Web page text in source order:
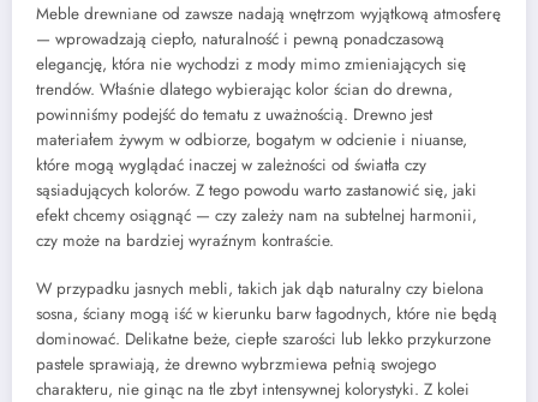
Meble drewniane od zawsze nadają wnętrzom wyjątkową atmosferę
— wprowadzają ciepło, naturalność i pewną ponadczasową
elegancję, która nie wychodzi z mody mimo zmieniających się
trendów. Właśnie dlatego wybierając kolor ścian do drewna,
powinniśmy podejść do tematu z uważnością. Drewno jest
materiałem żywym w odbiorze, bogatym w odcienie i niuanse,
które mogą wyglądać inaczej w zależności od światła czy
sąsiadujących kolorów. Z tego powodu warto zastanowić się, jaki
efekt chcemy osiągnąć — czy zależy nam na subtelnej harmonii,
czy może na bardziej wyraźnym kontraście.
W przypadku jasnych mebli, takich jak dąb naturalny czy bielona
sosna, ściany mogą iść w kierunku barw łagodnych, które nie będą
dominować. Delikatne beże, ciepłe szarości lub lekko przykurzone
pastele sprawiają, że drewno wybrzmiewa pełnią swojego
charakteru, nie ginąc na tle zbyt intensywnej kolorystyki. Z kolei